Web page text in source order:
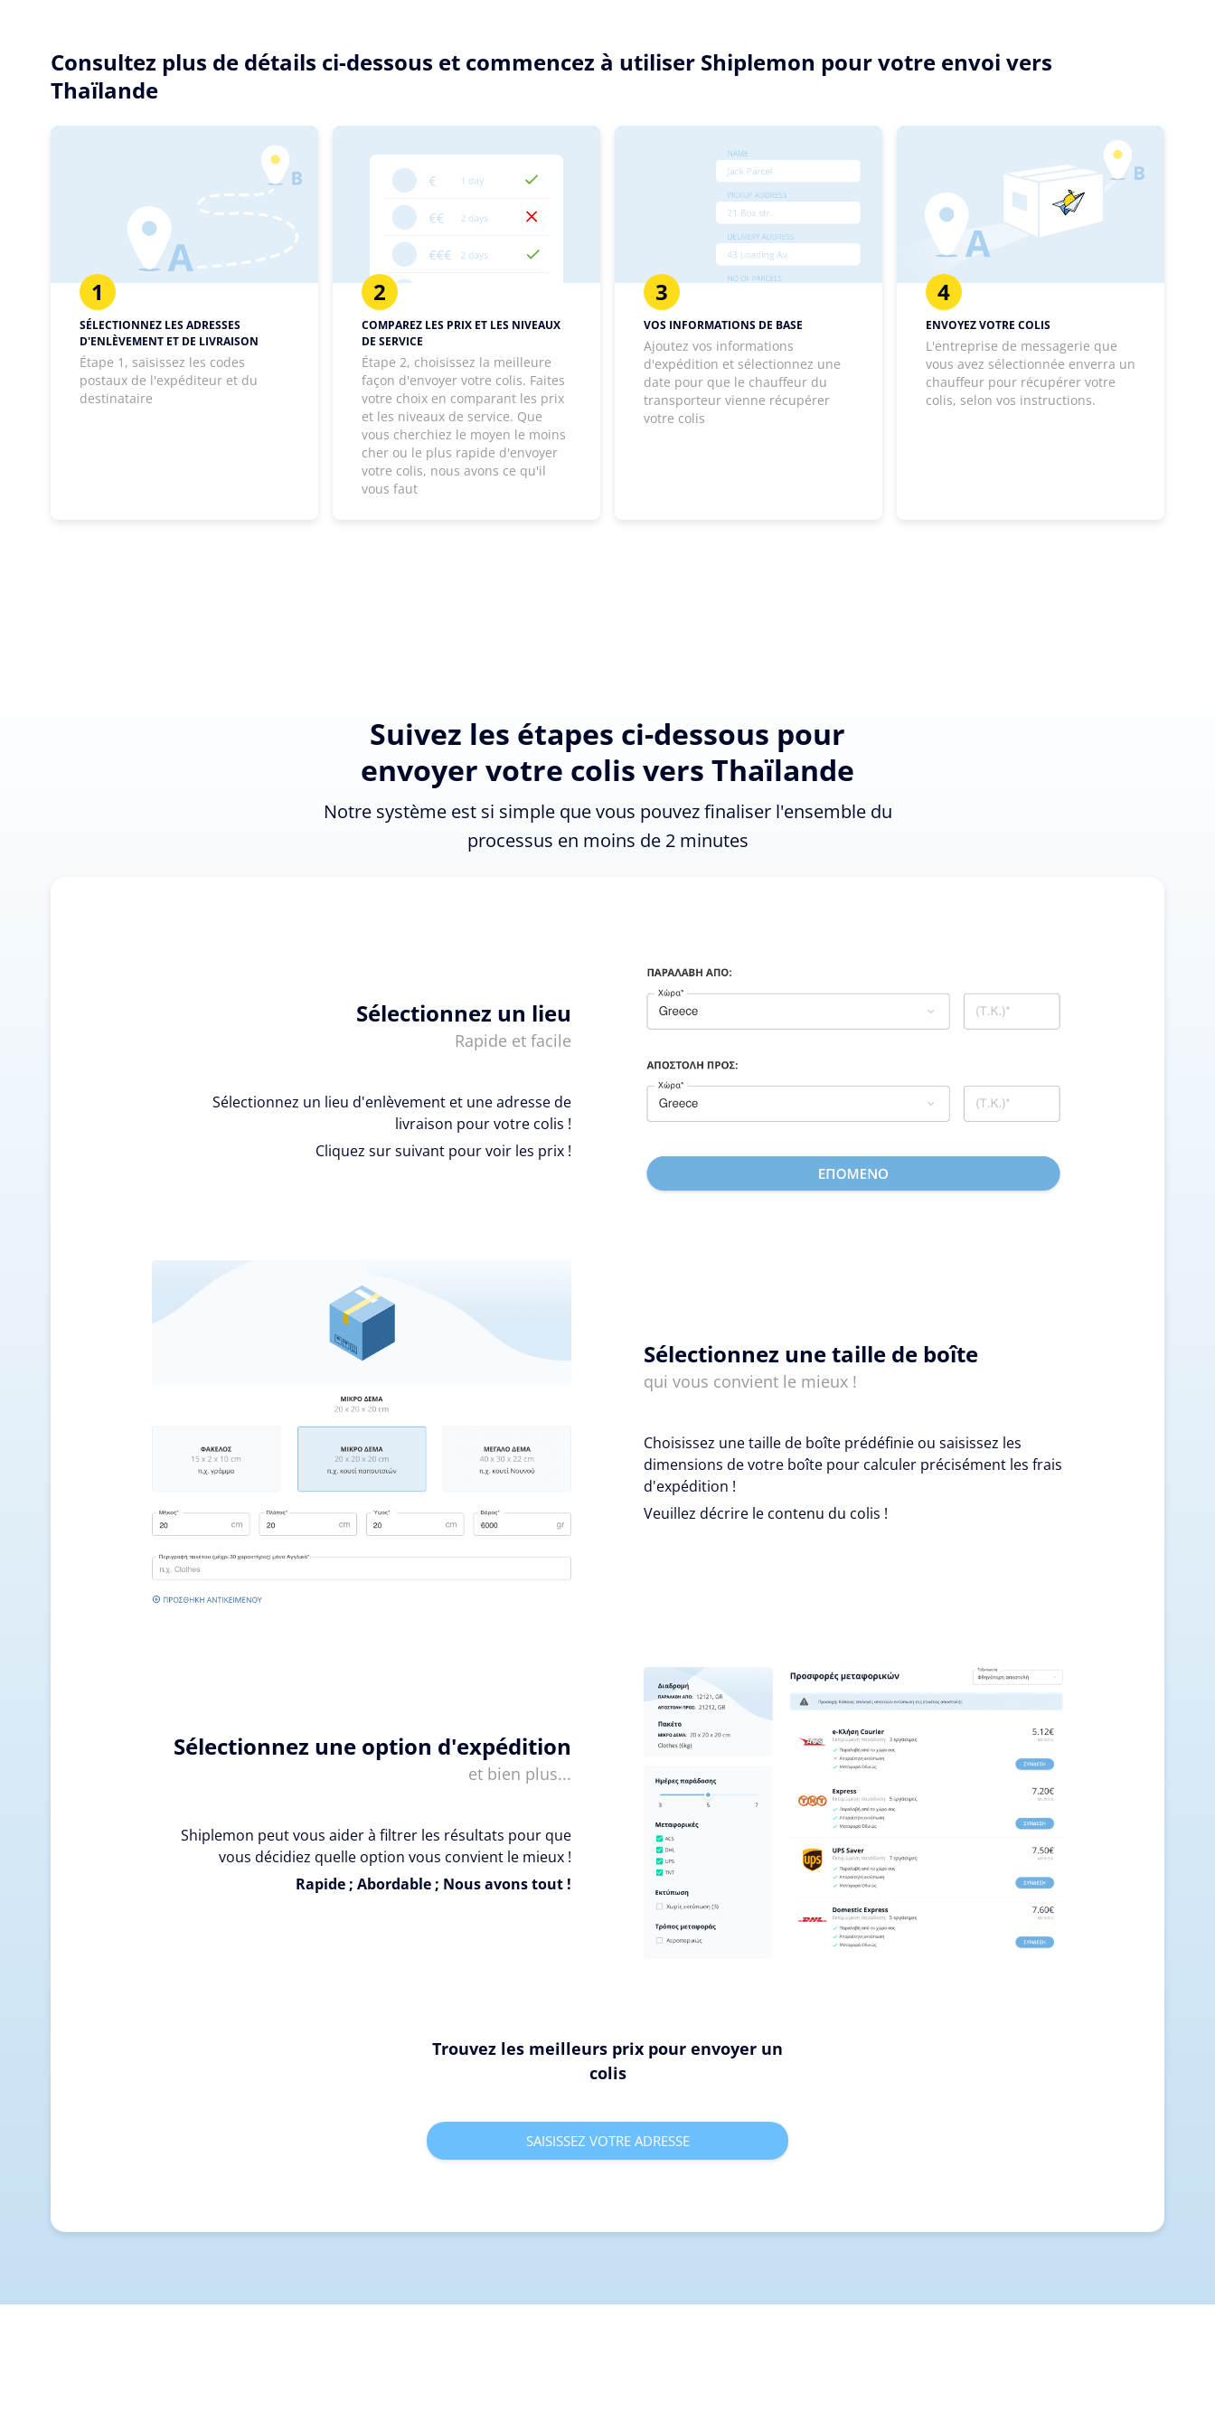
Consultez plus de détails ci-dessous et commencez à utiliser Shiplemon pour votre envoi vers
Thaïlande
1
SÉLECTIONNEZ LES ADRESSES
D'ENLÈVEMENT ET DE LIVRAISON
Étape 1, saisissez les codes
postaux de l'expéditeur et du
destinataire
2
COMPAREZ LES PRIX ET LES NIVEAUX
DE SERVICE
Étape 2, choisissez la meilleure
façon d'envoyer votre colis. Faites
votre choix en comparant les prix
et les niveaux de service. Que
vous cherchiez le moyen le moins
cher ou le plus rapide d'envoyer
votre colis, nous avons ce qu'il
vous faut
3
VOS INFORMATIONS DE BASE
Ajoutez vos informations
d'expédition et sélectionnez une
date pour que le chauffeur du
transporteur vienne récupérer
votre colis
4
ENVOYEZ VOTRE COLIS
L'entreprise de messagerie que
vous avez sélectionnée enverra un
chauffeur pour récupérer votre
colis, selon vos instructions.
Suivez les étapes ci-dessous pour
envoyer votre colis vers Thaïlande
Notre système est si simple que vous pouvez finaliser l'ensemble du
processus en moins de 2 minutes
Sélectionnez un lieu
Rapide et facile
Sélectionnez un lieu d'enlèvement et une adresse de
livraison pour votre colis !
Cliquez sur suivant pour voir les prix !
Sélectionnez une taille de boîte
qui vous convient le mieux !
Choisissez une taille de boîte prédéfinie ou saisissez les
dimensions de votre boîte pour calculer précisément les frais
d'expédition !
Veuillez décrire le contenu du colis !
Sélectionnez une option d'expédition
et bien plus...
Shiplemon peut vous aider à filtrer les résultats pour que
vous décidiez quelle option vous convient le mieux !
Rapide ; Abordable ; Nous avons tout !
Trouvez les meilleurs prix pour envoyer un
colis
SAISISSEZ VOTRE ADRESSE